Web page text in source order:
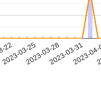
22
2023-03-252023-03-282023-03-31
2023-